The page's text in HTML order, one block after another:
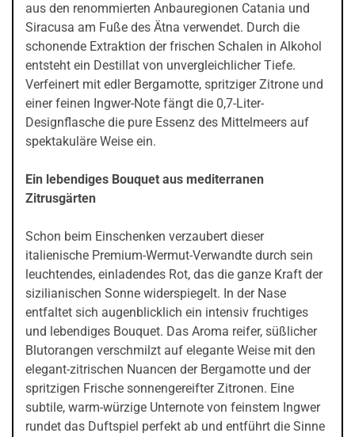
aus den renommierten Anbauregionen Catania und
Siracusa am Fuße des Ätna verwendet. Durch die
schonende Extraktion der frischen Schalen in Alkohol
entsteht ein Destillat von unvergleichlicher Tiefe.
Verfeinert mit edler Bergamotte, spritziger Zitrone und
einer feinen Ingwer-Note fängt die 0,7-Liter-
Designflasche die pure Essenz des Mittelmeers auf
spektakuläre Weise ein.
Ein lebendiges Bouquet aus mediterranen
Zitrusgärten
Schon beim Einschenken verzaubert dieser
italienische Premium-Wermut-Verwandte durch sein
leuchtendes, einladendes Rot, das die ganze Kraft der
sizilianischen Sonne widerspiegelt. In der Nase
entfaltet sich augenblicklich ein intensiv fruchtiges
und lebendiges Bouquet. Das Aroma reifer, süßlicher
Blutorangen verschmilzt auf elegante Weise mit den
elegant-zitrischen Nuancen der Bergamotte und der
spritzigen Frische sonnengereifter Zitronen. Eine
subtile, warm-würzige Unternote von feinstem Ingwer
rundet das Duftspiel perfekt ab und entführt die Sinne